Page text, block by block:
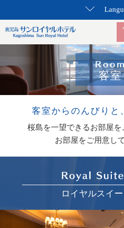
客室
客室からのんびりと
桜島を一望できるお部屋を
お部屋をご用意し
ロイヤルスイ